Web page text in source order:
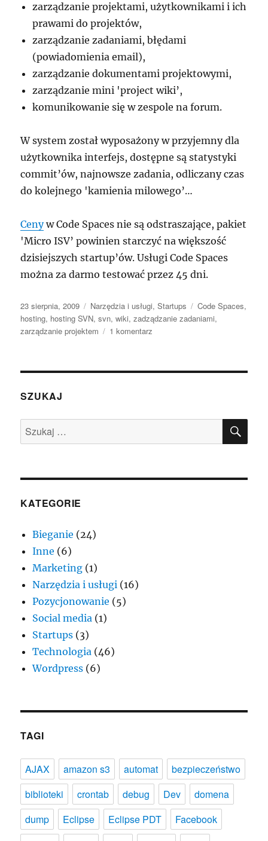
zarządzanie projektami, użytkownikami i ich
prawami do projektów,
zarządzanie zadaniami, błędami
(powiadomienia email),
zarządzanie dokumentami projektowymi,
zarządzanie mini 'project wiki’,
komunikowanie się w zespole na forum.
W system został wyposażony w przyjemny dla
użytkownika interfejs, dostępne są statystyki
commit’ów, najnowsze zadania, odliczany czas
do kolejnego 'kamienia milowego’…
Cenyw Code Spaces nie są odstraszające, pakiet
'Micro ISV’ powinien starczyć na większość
dzisiejszych startup’ów. Usługi Code Spaces
można za darmo testować przez 45 dni.
Data
publikacji
23 sierpnia, 2009 Kategorie
Narzędzia i usługi,Startups Tagi
Code Spaces,
hosting, hosting SVN,svn,wiki,zadządzanie zadaniami,
zarządzanie projektem
1 komentarz
–
nie
SZUKAJ
Szukaj:
KATEGORIE
Bieganie (24)
Inne (6)
Marketing (1)
Narzędzia i usługi (16)
Pozycjonowanie (5)
Social media (1)
Startups (3)
Technologia (46)
Wordpress (6)
TAGI
AJAX amazon s3 automat
bezpieczeństwo
biblioteki
crontab debug Dev
domena
dump
Eclipse Eclipse PDT
Facebook